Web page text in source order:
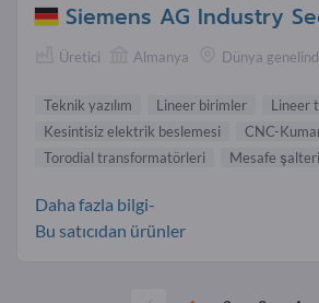
Siemens AG Industry
Üretici Almanya Dünya
Teknik yazılım Lineer birimler
Lineer
Kesintisiz elektrik beslemesi
CNC-
Torodial transformatörleri
Mesafe şalteri
Daha fazla bilgi-
Bu satıcıdan ürünler